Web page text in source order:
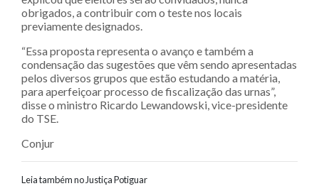
obrigados, a contribuir com o teste nos locais
previamente designados.
“Essa proposta representa o avanço e também a
condensação das sugestões que vêm sendo apresentadas
pelos diversos grupos que estão estudando a matéria,
para aperfeiçoar processo de fiscalização das urnas”,
disse o ministro Ricardo Lewandowski, vice-presidente
do TSE.
Conjur
Leia também no Justiça Potiguar